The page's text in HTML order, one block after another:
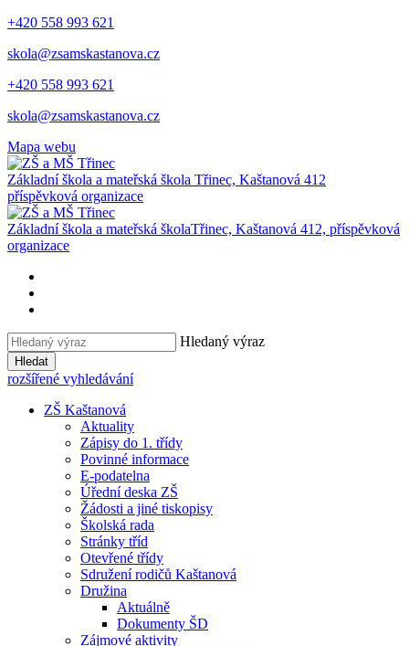
+420 558 993 621
skola@zsamskastanova.cz
+420 558 993 621
skola@zsamskastanova.cz
Mapa webu
Základní škola a mateřská škola Třinec, Kaštanová 412
příspěvková organizace
Základní škola a mateřská školaTřinec, Kaštanová 412, příspěvková
organizace
Hledaný výraz
Hledat
rozšířené vyhledávání
ZŠ Kaštanová
Aktuality
Zápisy do 1. třídy
Povinné informace
E-podatelna
Úřední deska ZŠ
Žádosti a jiné tiskopisy
Školská rada
Stránky tříd
Otevřené třídy
Sdružení rodičů Kaštanová
Družina
Aktuálně
Dokumenty ŠD
Zájmové aktivity